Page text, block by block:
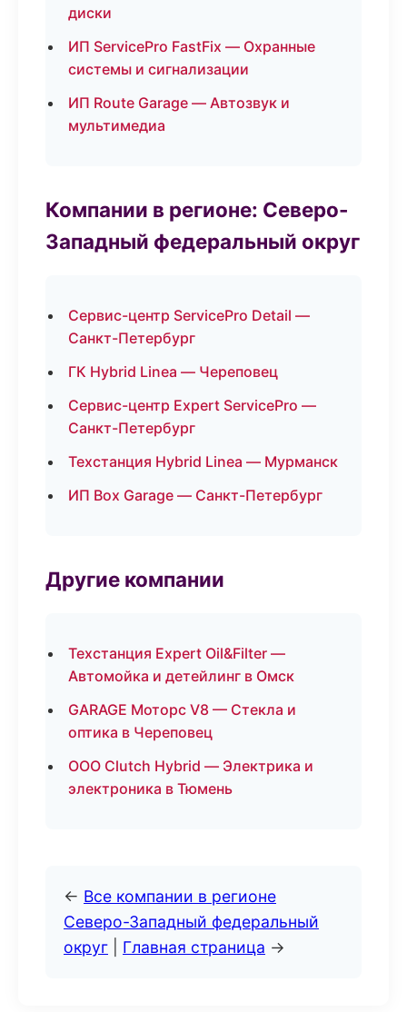
диски
ИП ServicePro FastFix — Охранные
системы и сигнализации
ИП Route Garage — Автозвук и
мультимедиа
Компании в регионе: Северо-
Западный федеральный округ
Сервис-центр ServicePro Detail —
Санкт-Петербург
ГК Hybrid Linea — Череповец
Сервис-центр Expert ServicePro —
Санкт-Петербург
Техстанция Hybrid Linea — Мурманск
ИП Box Garage — Санкт-Петербург
Другие компании
Техстанция Expert Oil&Filter —
Автомойка и детейлинг в Омск
GARAGE Моторс V8 — Стекла и
оптика в Череповец
ООО Clutch Hybrid — Электрика и
электроника в Тюмень
← Все компании в регионе
Северо-Западный федеральный
округ
Главная страница →